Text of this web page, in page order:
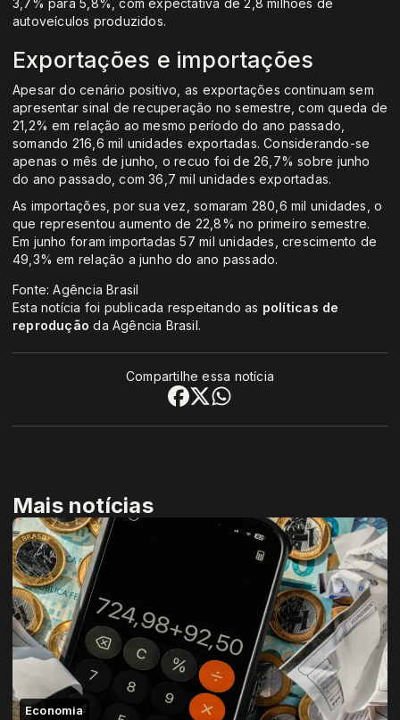
3,7% para 5,8%, com expectativa de 2,8 milhões de
autoveículos produzidos.
Exportações e importações
Apesar do cenário positivo, as exportações continuam sem
apresentar sinal de recuperação no semestre, com queda de
21,2% em relação ao mesmo período do ano passado,
somando 216,6 mil unidades exportadas. Considerando-se
apenas o mês de junho, o recuo foi de 26,7% sobre junho
do ano passado, com 36,7 mil unidades exportadas.
As importações, por sua vez, somaram 280,6 mil unidades, o
que representou aumento de 22,8% no primeiro semestre.
Em junho foram importadas 57 mil unidades, crescimento de
49,3% em relação a junho do ano passado.
Fonte: Agência Brasil
Esta notícia foi publicada respeitando as políticas de
reprodução da Agência Brasil.
Compartilhe essa notícia
Mais notícias
Economia